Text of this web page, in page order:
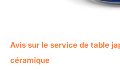
Avis sur le service de table
céramique